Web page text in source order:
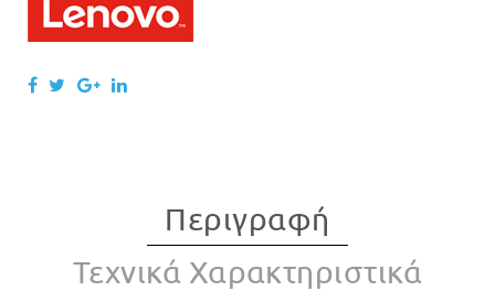
Περιγραφή
Τεχνικά Χαρακτηριστικά